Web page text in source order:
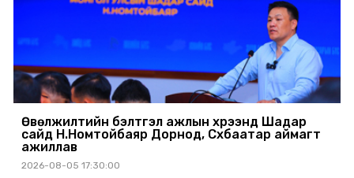
Өвөлжилтийн бэлтгэл ажлын хүрээнд Шадар
сайд Н.Номтойбаяр Дорнод, Сүхбаатар аймагт
ажиллав
2026-08-05 17:30:00